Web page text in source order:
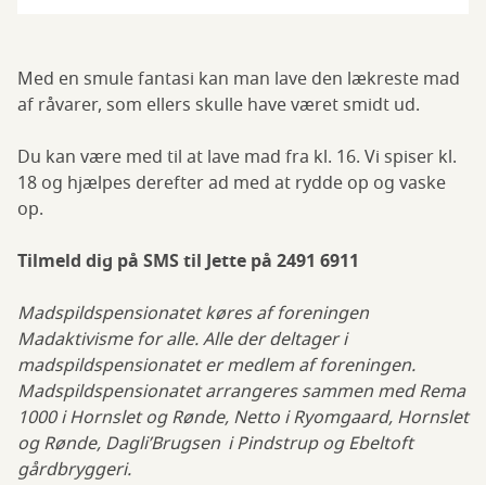
Med en smule fantasi kan man lave den lækreste mad
af råvarer, som ellers skulle have været smidt ud.
Du kan være med til at lave mad fra kl. 16. Vi spiser kl.
18 og hjælpes derefter ad med at rydde op og vaske
op.
Tilmeld dig på SMS til Jette på 2491 6911
Madspildspensionatet køres af foreningen
Madaktivisme for alle. Alle der deltager i
madspildspensionatet er medlem af foreningen.
Madspildspensionatet arrangeres sammen med Rema
1000 i Hornslet og Rønde, Netto i Ryomgaard, Hornslet
og Rønde, Dagli’Brugsen i Pindstrup og Ebeltoft
gårdbryggeri.